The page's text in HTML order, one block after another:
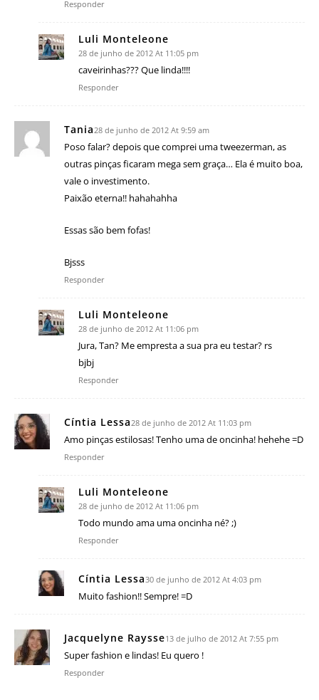
Responder
Luli Monteleone
28 de junho de 2012 At 11:05 pm
caveirinhas??? Que linda!!!!
Responder
Tania 28 de junho de 2012 At 9:59 am
Poso falar? depois que comprei uma tweezerman, as
outras pinças ficaram mega sem graça… Ela é muito boa,
vale o investimento.
Paixão eterna!! hahahahha
Essas são bem fofas!
Bjsss
Responder
Luli Monteleone
28 de junho de 2012 At 11:06 pm
Jura, Tan? Me empresta a sua pra eu testar? rs
bjbj
Responder
Cíntia Lessa 28 de junho de 2012 At 11:03 pm
Amo pinças estilosas! Tenho uma de oncinha! hehehe =D
Responder
Luli Monteleone
28 de junho de 2012 At 11:06 pm
Todo mundo ama uma oncinha né? ;)
Responder
Cíntia Lessa 30 de junho de 2012 At 4:03 pm
Muito fashion!! Sempre! =D
Jacquelyne Raysse13 de julho de 2012 At 7:55 pm
Super fashion e lindas! Eu quero !
Responder